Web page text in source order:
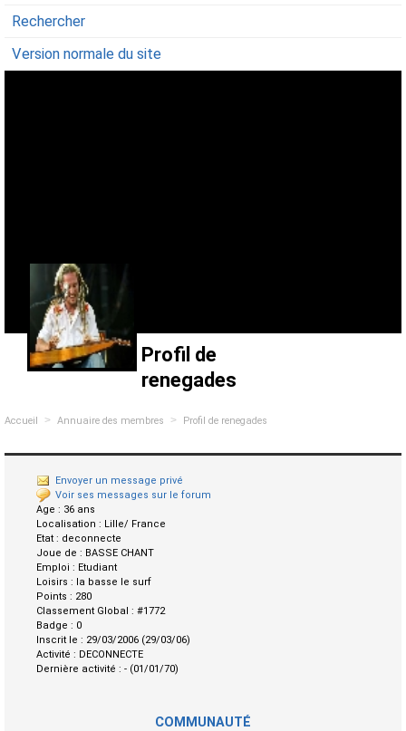
Rechercher
Version normale du site
Profil de
renegades
Accueil > Annuaire des membres > Profil de renegades
Envoyer un message privé
Voir ses messages sur le forum
Age : 36 ans
Localisation : Lille/ France
Etat : deconnecte
Joue de : BASSE CHANT
Emploi : Etudiant
Loisirs :
la basse le surf
Points : 280
Classement Global : #1772
Badge : 0
Inscrit le : 29/03/2006 (29/03/06)
Activité : DECONNECTE
Dernière activité : - (01/01/70)
COMMUNAUTÉ